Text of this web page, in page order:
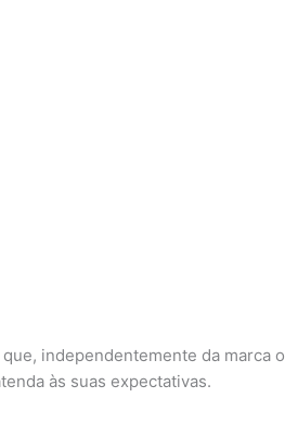
independentemente da marca
às suas expectativas.